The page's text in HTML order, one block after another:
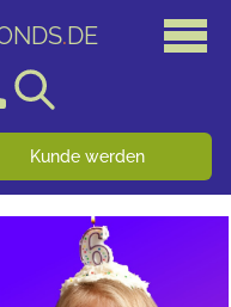
.DE
Kunde werden